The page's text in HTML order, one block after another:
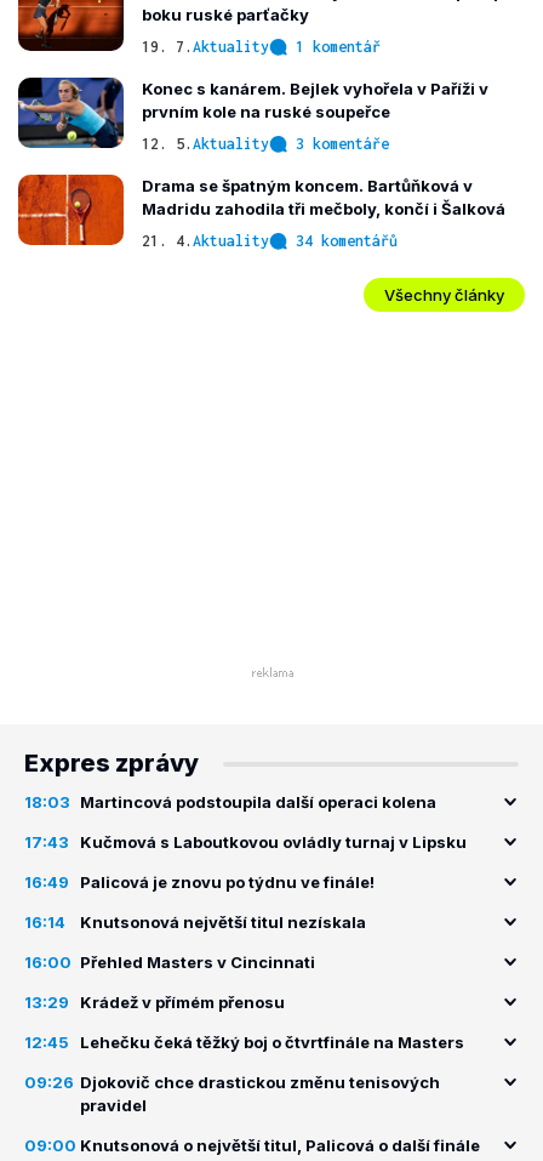
boku ruské parťačky
19. 7. Aktuality 1 komentář
Konec s kanárem. Bejlek vyhořela v Paříži v
prvním kole na ruské soupeřce
12. 5. Aktuality 3 komentáře
Drama se špatným koncem. Bartůňková v
Madridu zahodila tři mečboly, končí i Šalková
21. 4. Aktuality 34 komentářů
Všechny články
Expres zprávy
18:03 Martincová podstoupila další operaci kolena
17:43 Kučmová s Laboutkovou ovládly turnaj v Lipsku
16:49 Palicová je znovu po týdnu ve finále!
16:14 Knutsonová největší titul nezískala
16:00 Přehled Masters v Cincinnati
13:29 Krádež v přímém přenosu
12:45 Lehečku čeká těžký boj o čtvrtfinále na Masters
09:26 Djokovič chce drastickou změnu tenisových
pravidel
09:00 Knutsonová o největší titul, Palicová o další finále